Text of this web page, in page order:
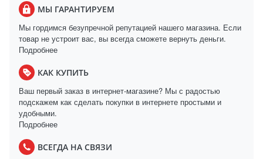
МЫ ГАРАНТИРУЕМ
Мы гордимся безупречной репутацией нашего магазина. Если
товар не устроит вас, вы всегда сможете вернуть деньги.
Подробнее
КАК КУПИТЬ
Ваш первый заказ в интернет-магазине? Мы с радостью
подскажем как сделать покупки в интернете простыми и
удобными.
Подробнее
ВСЕГДА НА СВЯЗИ